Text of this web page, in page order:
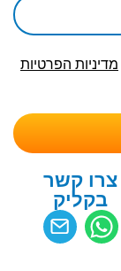
מדיניות הפרטיות
צרו קשר
בקליק